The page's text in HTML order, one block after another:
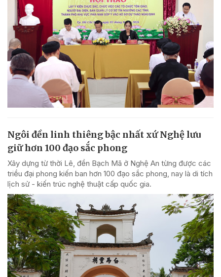
Ngôi đền linh thiêng bậc nhất xứ Nghệ lưu
giữ hơn 100 đạo sắc phong
Xây dựng từ thời Lê, đền Bạch Mã ở Nghệ An từng được các
triều đại phong kiến ban hơn 100 đạo sắc phong, nay là di tích
lịch sử - kiến trúc nghệ thuật cấp quốc gia.